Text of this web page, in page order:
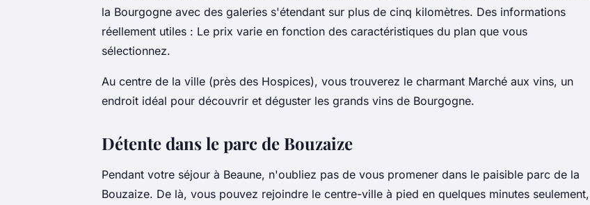
la Bourgogne avec des galeries s'étendant sur plus de cinq kilomètres. Des informations
réellement utiles : Le prix varie en fonction des caractéristiques du plan que vous
sélectionnez.
Au centre de la ville (près des Hospices), vous trouverez le charmant Marché aux vins, un
endroit idéal pour découvrir et déguster les grands vins de Bourgogne.
Détente dans le parc de Bouzaize
Pendant votre séjour à Beaune, n'oubliez pas de vous promener dans le paisible parc de la
Bouzaize. De là, vous pouvez rejoindre le centre-ville à pied en quelques minutes seulement,